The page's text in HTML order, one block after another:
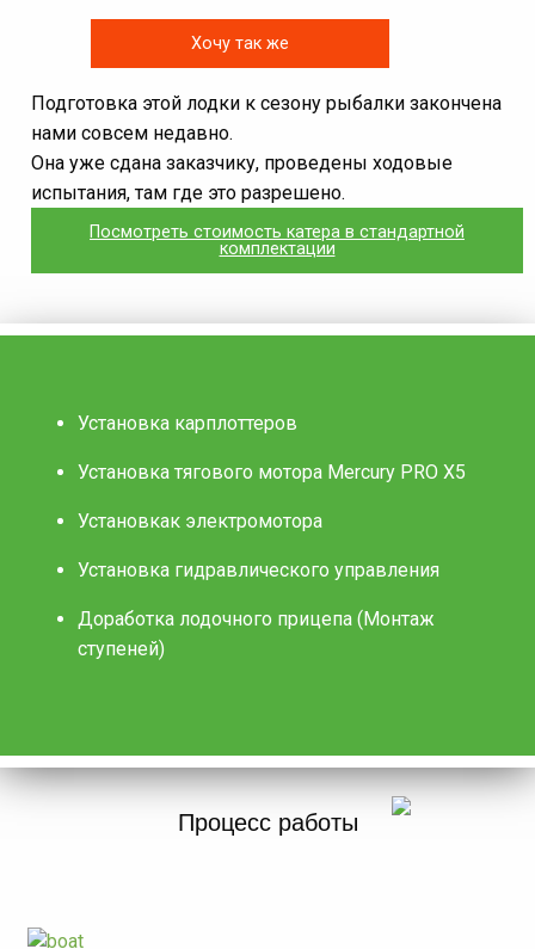
Хочу так же
Подготовка этой лодки к сезону рыбалки закончена
нами совсем недавно.
Она уже сдана заказчику, проведены ходовые
испытания, там где это разрешено.
Посмотреть стоимость катера в стандартной
комплектации
Установка карплоттеров
Установка тягового мотора Mercury PRO X5
Установкак электромотора
Установка гидравлического управления
Доработка лодочного прицепа (Монтаж
ступеней)
Процесс работы